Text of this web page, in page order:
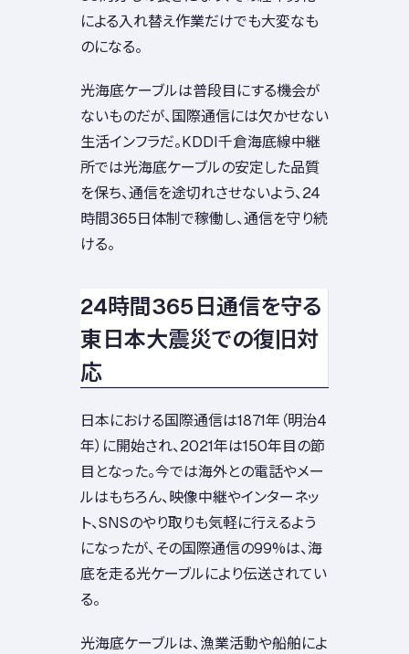
による入れ替え作業だけでも大変なも
のになる。
光海底ケーブルは普段目にする機会が
ないものだが、国際通信には欠かせない
生活インフラだ。KDDI千倉海底線中継
所では光海底ケーブルの安定した品質
を保ち、通信を途切れさせないよう、24
時間365日体制で稼働し、通信を守り続
ける。
24時間365日通信を守る
東日本大震災での復旧対
応
日本における国際通信は1871年（明治4
年）に開始され、2021年は150年目の節
目となった。今では海外との電話やメー
ルはもちろん、映像中継やインターネッ
ト、SNSのやり取りも気軽に行えるよう
になったが、その国際通信の99%は、海
底を走る光ケーブルにより伝送されてい
る。
光海底ケーブルは、漁業活動や船舶によ